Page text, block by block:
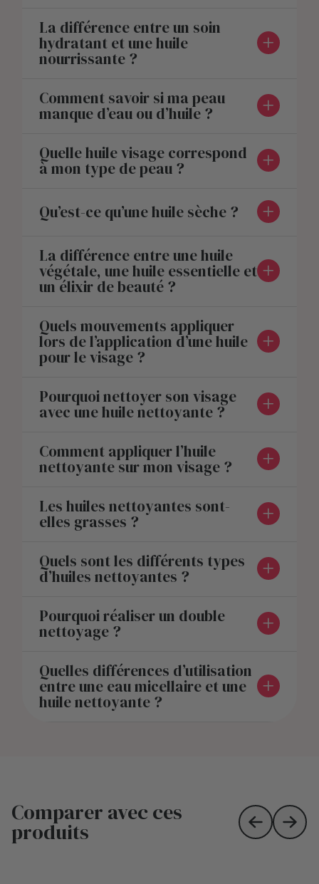
La différence entre un soin
hydratant et une huile
nourrissante ?
Comment savoir si ma peau
manque d’eau ou d’huile ?
Quelle huile visage correspond
à mon type de peau ?
Qu’est-ce qu’une huile sèche ?
La différence entre une huile
végétale, une huile essentielle et
un élixir de beauté ?
Quels mouvements appliquer
lors de l’application d’une huile
pour le visage ?
Pourquoi nettoyer son visage
avec une huile nettoyante ?
Comment appliquer l’huile
nettoyante sur mon visage ?
Les huiles nettoyantes sont-
elles grasses ?
Quels sont les différents types
d’huiles nettoyantes ?
Pourquoi réaliser un double
nettoyage ?
Quelles différences d’utilisation
entre une eau micellaire et une
huile nettoyante ?
Comparer avec ces
produits Skip toSkip